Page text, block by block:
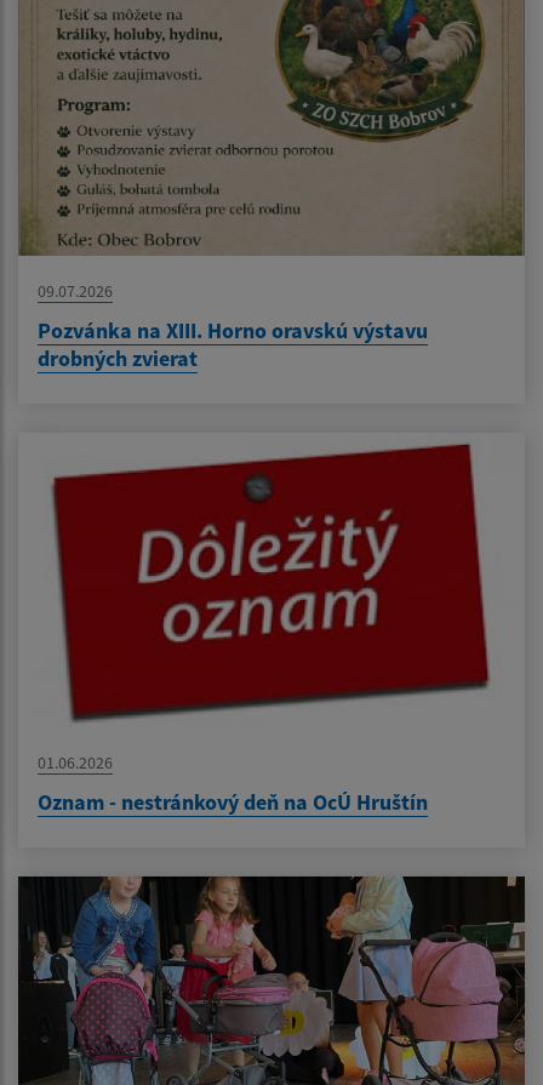
09.07.2026
Pozvánka na XIII. Horno oravskú výstavu
drobných zvierat
01.06.2026
Oznam - nestránkový deň na OcÚ Hruštín